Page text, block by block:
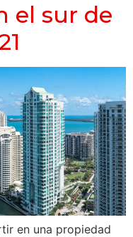
el sur de
en una propiedad